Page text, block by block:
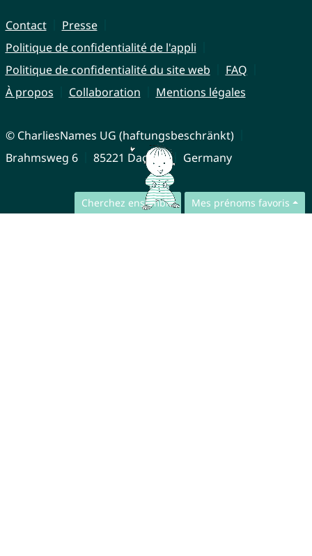
Cherchez ensemble Mes prénoms favoris
Contact
Presse
Politique de confidentialité de l'appli
Politique de confidentialité du site web
FAQ
À propos
Collaboration Mentions légales
© CharliesNames UG (haftungsbeschränkt)
Brahmsweg 6
85221 Dachau Germany